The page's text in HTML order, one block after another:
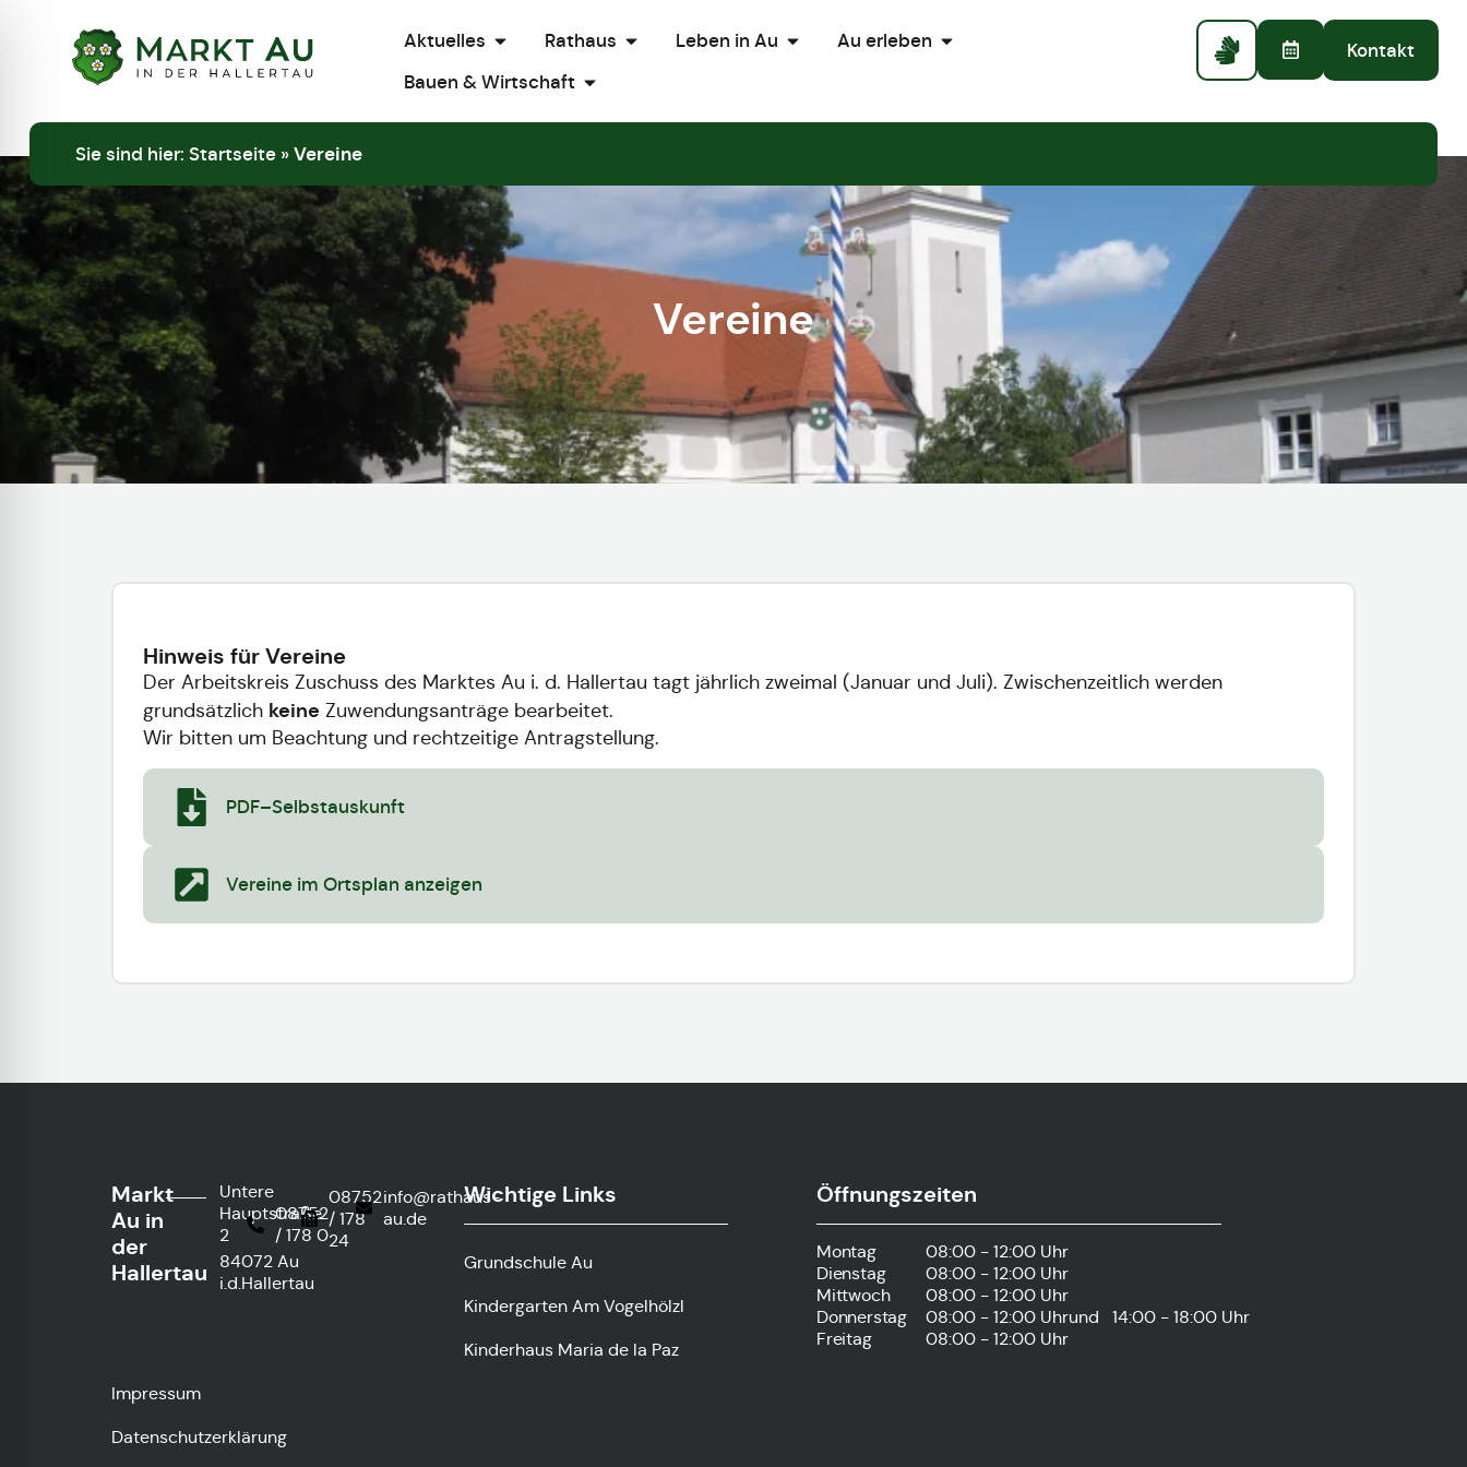
Aktuelles Rathaus Leben in Au
Au erleben
Bauen & Wirtschaft
Kontakt
Sie sind hier: Startseite »Vereine
Vereine
Hinweis für Vereine
Der Arbeitskreis Zuschuss des Marktes Au i. d. Hallertau tagt jährlich zweimal (Januar und Juli). Zwischenzeitlich werden
grundsätzlich keine Zuwendungsanträge bearbeitet.
Wir bitten um Beachtung und rechtzeitige Antragstellung.
PDF–Selbstauskunft
Vereine im Ortsplan anzeigen
Markt
Au in
der
Hallertau
Untere
Hauptstraße
2
84072 Au
i.d.Hallertau
08752
/ 178 0
08752
/ 178
24
info@rathaus-
au.de
Wichtige Links
Grundschule Au
Kindergarten Am Vogelhölzl
Kinderhaus Maria de la Paz
Öffnungszeiten
Montag
08:00 - 12:00 Uhr
Dienstag
08:00 - 12:00 Uhr
Mittwoch
08:00 - 12:00 Uhr
Donnerstag
08:00 - 12:00 Uhrund
14:00 - 18:00 Uhr
Freitag
08:00 - 12:00 Uhr
Impressum
Datenschutzerklärung